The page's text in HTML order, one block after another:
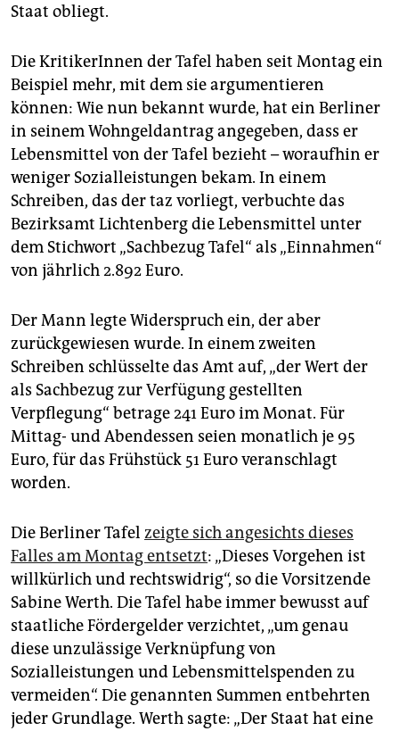
Staat obliegt.
Die KritikerInnen der Tafel haben seit Montag ein
Beispiel mehr, mit dem sie argumentieren
können: Wie nun bekannt wurde, hat ein Berliner
in seinem Wohngeldantrag angegeben, dass er
Lebensmittel von der Tafel bezieht – woraufhin er
weniger Sozialleistungen bekam. In einem
Schreiben, das der taz vorliegt, verbuchte das
Bezirksamt Lichtenberg die Lebensmittel unter
dem Stichwort „Sachbezug Tafel“ als „Einnahmen“
von jährlich 2.892 Euro.
Der Mann legte Widerspruch ein, der aber
zurückgewiesen wurde. In einem zweiten
Schreiben schlüsselte das Amt auf, „der Wert der
als Sachbezug zur Verfügung gestellten
Verpflegung“ betrage 241 Euro im Monat. Für
Mittag- und Abendessen seien monatlich je 95
Euro, für das Frühstück 51 Euro veranschlagt
worden.
Die Berliner Tafel zeigte sich angesichts dieses
Falles am Montag entsetzt: „Dieses Vorgehen ist
willkürlich und rechtswidrig“, so die Vorsitzende
Sabine Werth. Die Tafel habe immer bewusst auf
staatliche Fördergelder verzichtet, „um genau
diese unzulässige Verknüpfung von
Sozialleistungen und Lebensmittelspenden zu
vermeiden“. Die genannten Summen entbehrten
jeder Grundlage. Werth sagte: „Der Staat hat eine